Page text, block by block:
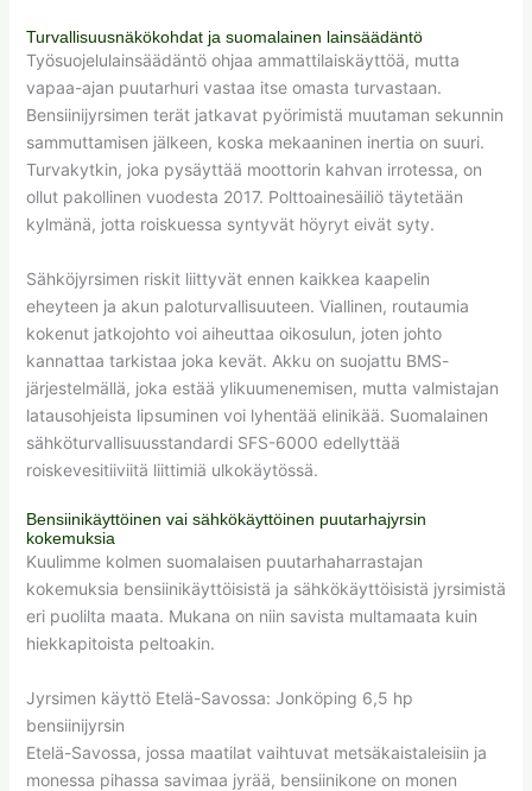
Turvallisuusnäkökohdat ja suomalainen lainsäädäntö
Työsuojelulainsäädäntö ohjaa ammattilaiskäyttöä, mutta
vapaa-ajan puutarhuri vastaa itse omasta turvastaan.
Bensiinijyrsimen terät jatkavat pyörimistä muutaman sekunnin
sammuttamisen jälkeen, koska mekaaninen inertia on suuri.
Turvakytkin, joka pysäyttää moottorin kahvan irrotessa, on
ollut pakollinen vuodesta 2017. Polttoainesäiliö täytetään
kylmänä, jotta roiskuessa syntyvät höyryt eivät syty.
Sähköjyrsimen riskit liittyvät ennen kaikkea kaapelin
eheyteen ja akun paloturvallisuuteen. Viallinen, routaumia
kokenut jatkojohto voi aiheuttaa oikosulun, joten johto
kannattaa tarkistaa joka kevät. Akku on suojattu BMS-
järjestelmällä, joka estää ylikuumenemisen, mutta valmistajan
latausohjeista lipsuminen voi lyhentää elinikää. Suomalainen
sähköturvallisuusstandardi SFS-6000 edellyttää
roiskevesitiiviitä liittimiä ulkokäytössä.
Bensiinikäyttöinen vai sähkökäyttöinen puutarhajyrsin
kokemuksia
Kuulimme kolmen suomalaisen puutarhaharrastajan
kokemuksia bensiinikäyttöisistä ja sähkökäyttöisistä jyrsimistä
eri puolilta maata. Mukana on niin savista multamaata kuin
hiekkapitoista peltoakin.
Jyrsimen käyttö Etelä-Savossa: Jonköping 6,5 hp
bensiinijyrsin
Etelä-Savossa, jossa maatilat vaihtuvat metsäkaistaleisiin ja
monessa pihassa savimaa jyrää, bensiinikone on monen